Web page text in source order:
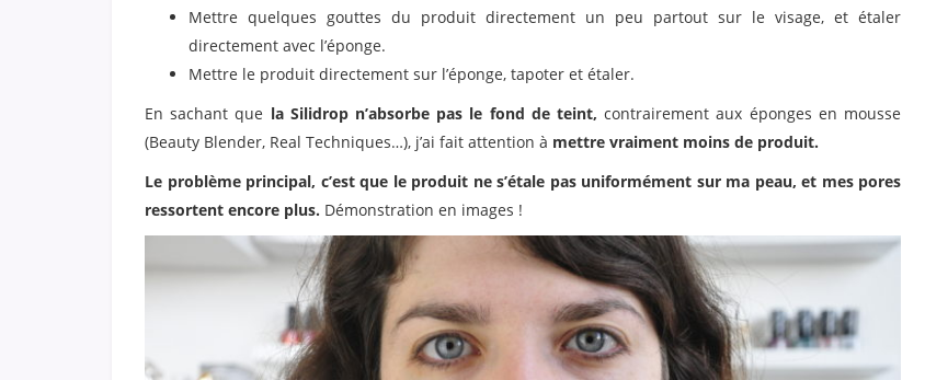
Mettre quelques gouttes du produit directement un peu partout sur le visage, et étaler
directement avec l’éponge.
Mettre le produit directement sur l’éponge, tapoter et étaler.
En sachant que la Silidrop n’absorbe pas le fond de teint, contrairement aux éponges en mousse
(Beauty Blender, Real Techniques…), j’ai fait attention à mettre vraiment moins de produit.
Le problème principal, c’est que le produit ne s’étale pas uniformément sur ma peau, et mes pores
ressortent encore plus. Démonstration en images !